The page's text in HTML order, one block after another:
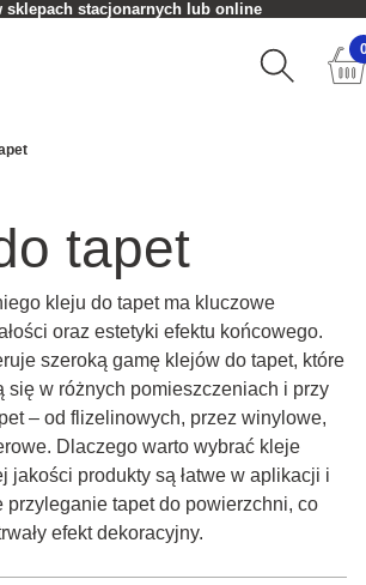
sklepach stacjonarnych lub online
tapet
kleju do tapet ma kluczowe
oraz estetyki efektu końcowego.
szeroką gamę klejów do tapet, które
się w różnych pomieszczeniach i przy
– od flizelinowych, przez winylowe,
Dlaczego warto wybrać kleje
jakości produkty są łatwe w aplikacji i
przyleganie tapet do powierzchni, co
efekt dekoracyjny.